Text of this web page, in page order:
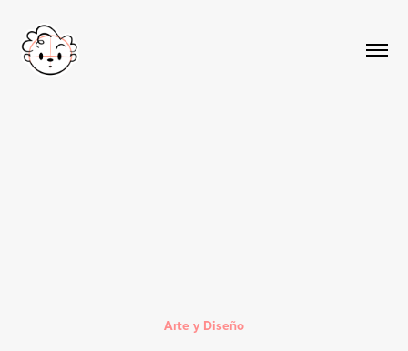
Arte y Diseño